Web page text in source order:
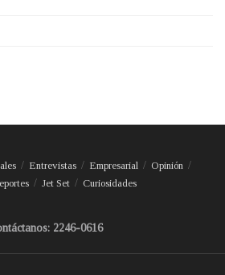
Entrevistas Empresarial
Opinión
Jet Set Curiosidades
2246-0616